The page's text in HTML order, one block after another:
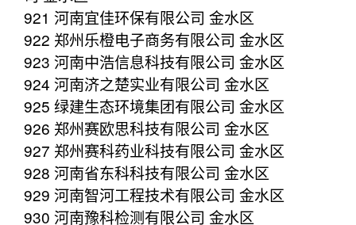
921 河南宜佳环保有限公司 金水区
922 郑州乐橙电子商务有限公司 金水区
923 河南中浩信息科技有限公司 金水区
924 河南济之楚实业有限公司 金水区
925 绿建生态环境集团有限公司 金水区
926 郑州赛欧思科技有限公司 金水区
927 郑州赛科药业科技有限公司 金水区
928 河南省东科科技有限公司 金水区
929 河南智河工程技术有限公司 金水区
930 河南豫科检测有限公司 金水区